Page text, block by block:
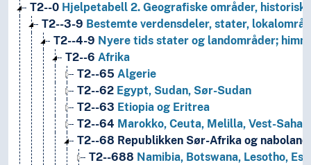
T2--0 Hjelpetabell 2. Geografiske områder,
T2--3-9 Bestemte verdensdeler, stater,
T2--4-9 Nyere tids stater og landområder;
T2--6 Afrika
T2--65 Algerie
T2--62 Egypt, Sudan, Sør-Sudan
T2--63 Etiopia og Eritrea
T2--64 Marokko, Ceuta, Melilla, Vest-
T2--68 Republikken Sør-Afrika og
T2--688 Namibia, Botswana, Lesotho,